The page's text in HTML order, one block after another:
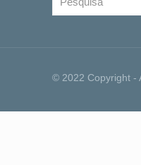
© 2022 Copyright -